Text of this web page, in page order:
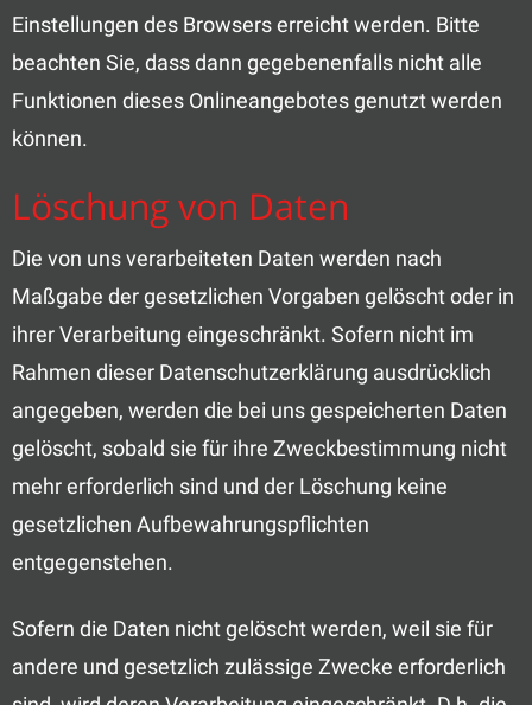
Einstellungen des Browsers erreicht werden. Bitte
beachten Sie, dass dann gegebenenfalls nicht alle
Funktionen dieses Onlineangebotes genutzt werden
können.
Löschung von Daten
Die von uns verarbeiteten Daten werden nach
Maßgabe der gesetzlichen Vorgaben gelöscht oder in
ihrer Verarbeitung eingeschränkt. Sofern nicht im
Rahmen dieser Datenschutzerklärung ausdrücklich
angegeben, werden die bei uns gespeicherten Daten
gelöscht, sobald sie für ihre Zweckbestimmung nicht
mehr erforderlich sind und der Löschung keine
gesetzlichen Aufbewahrungspflichten
entgegenstehen.
Sofern die Daten nicht gelöscht werden, weil sie für
andere und gesetzlich zulässige Zwecke erforderlich